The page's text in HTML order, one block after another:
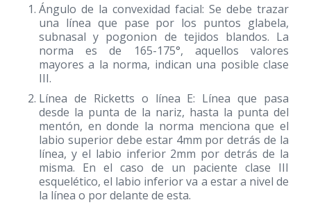
Ángulo de la convexidad facial: Se debe trazar
una línea que pase por los puntos glabela,
subnasal y pogonion de tejidos blandos. La
norma es de 165-175°, aquellos valores
mayores a la norma, indican una posible clase
III.
Línea de Ricketts o línea E: Línea que pasa
desde la punta de la nariz, hasta la punta del
mentón, en donde la norma menciona que el
labio superior debe estar 4mm por detrás de la
línea, y el labio inferior 2mm por detrás de la
misma. En el caso de un paciente clase III
esquelético, el labio inferior va a estar a nivel de
la línea o por delante de esta.